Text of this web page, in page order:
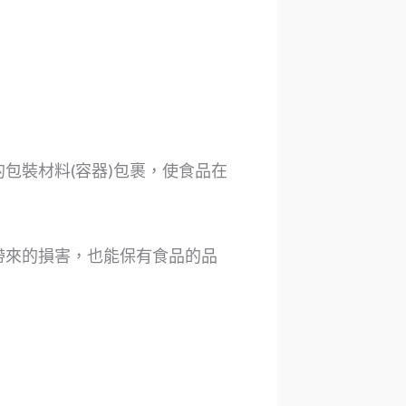
裝材料(容器)包裹，使食品在
的損害，也能保有食品的品